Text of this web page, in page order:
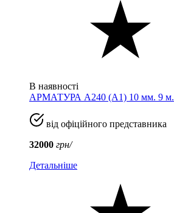
В наявності
АРМАТУРА А240 (A1) 10 мм. 9 м.
від офіційного представника
32000 грн/
Детальніше